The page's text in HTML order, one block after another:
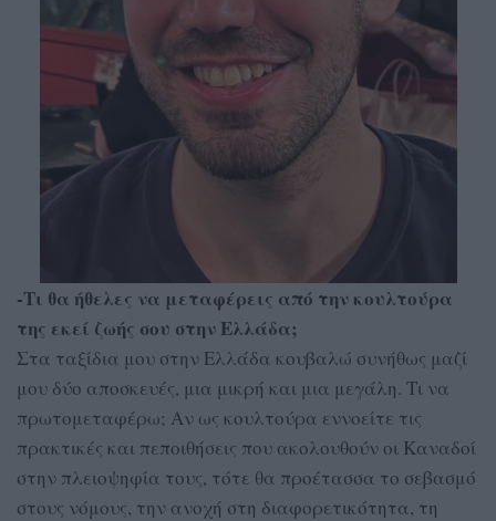
-Τι θα ήθελες να μεταφέρεις από την κουλτούρα
της εκεί ζωής σου στην Ελλάδα;
Στα ταξίδια μου στην Ελλάδα κουβαλώ συνήθως μαζί
μου δύο αποσκευές, μια μικρή και μια μεγάλη. Τι να
πρωτομεταφέρω; Αν ως κουλτούρα εννοείτε τις
πρακτικές και πεποιθήσεις που ακολουθούν οι Καναδοί
στην πλειοψηφία τους, τότε θα προέτασσα το σεβασμό
στους νόμους, την ανοχή στη διαφορετικότητα, τη